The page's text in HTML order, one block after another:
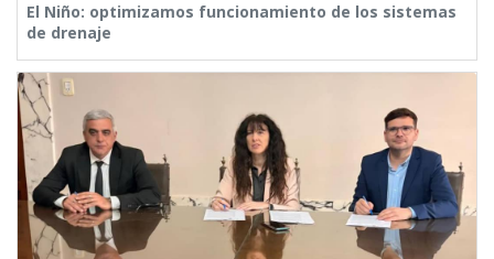
El Niño: optimizamos funcionamiento de los sistemas
de drenaje